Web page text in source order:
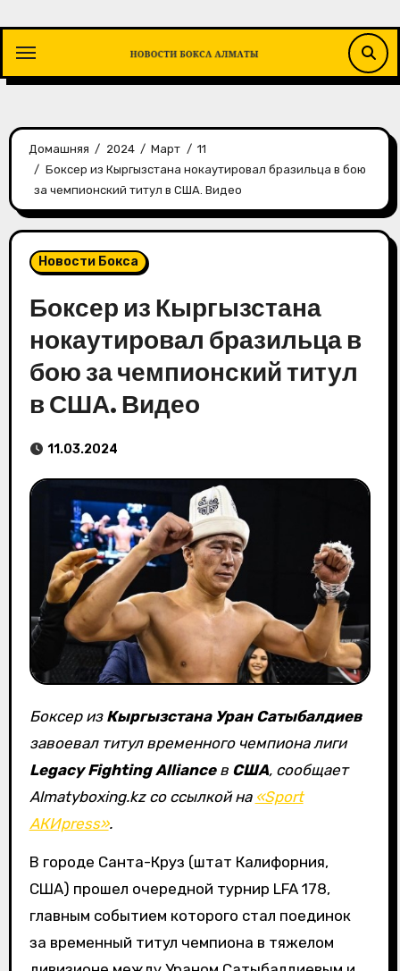
содержимому
Домашняя 2024 Март
11
Боксер из Кыргызстана нокаутировал бразильца в бою
за чемпионский титул в США. Видео
Новости Бокса
Боксер из Кыргызстана
нокаутировал бразильца в
бою за чемпионский титул
в США. Видео
11.03.2024
Боксер из Кыргызстана Уран Сатыбалдиев
завоевал титул временного чемпиона лиги
Legacy Fighting Allianceв США, сообщает
Almatyboxing.kz со ссылкой на «Sport
АКИpress».
В городе Санта-Круз (штат Калифорния,
США) прошел очередной турнир LFA 178,
главным событием которого стал поединок
за временный титул чемпиона в тяжелом